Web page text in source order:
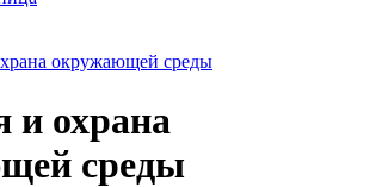
окружающей среды
и охрана
среды